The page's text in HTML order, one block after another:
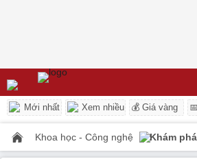
Mới nhất Xem nhiều 💰 Giá vàng
Khoa học - Công nghệ Khám phá